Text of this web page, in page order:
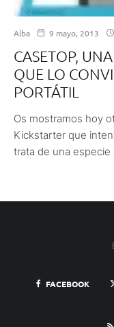
Alba 9 mayo, 2013
CASETOP,
QUE LO
PORTÁTIL
Os mostramos hoy
Kickstarter que
trata de una especie
FACEBOOK